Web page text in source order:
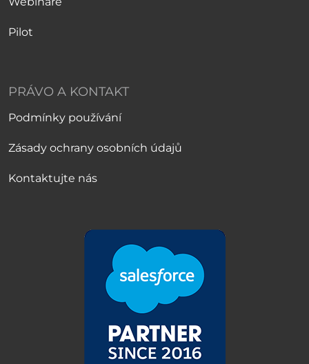
Pilot
PRÁVO A KONTAKT
Podmínky používání
Zásady ochrany osobních údajů
Kontaktujte nás